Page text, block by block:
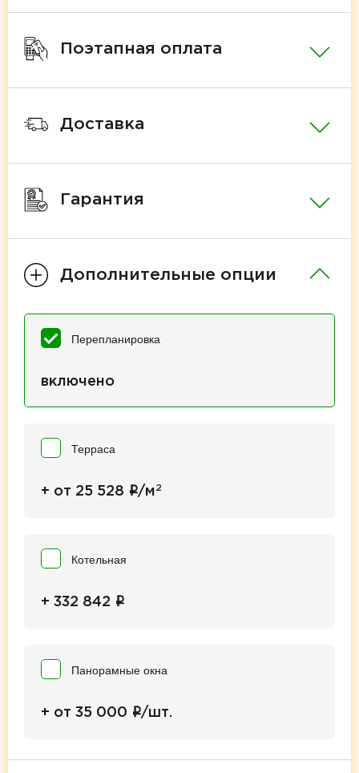
Поэтапная оплата
Доставка
Гарантия
Дополнительные опции
Перепланировка
включено
Терраса
+ от 25 528 i/м2
Котельная
+ 332 842 i
Панорамные окна
+ от 35 000 i/шт.